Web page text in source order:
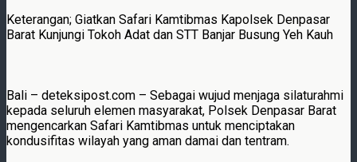
Keterangan; Giatkan Safari Kamtibmas Kapolsek Denpasar
Barat Kunjungi Tokoh Adat dan STT Banjar Busung Yeh Kauh
Bali – deteksipost.com – Sebagai wujud menjaga silaturahmi
kepada seluruh elemen masyarakat, Polsek Denpasar Barat
mengencarkan Safari Kamtibmas untuk menciptakan
kondusifitas wilayah yang aman damai dan tentram.